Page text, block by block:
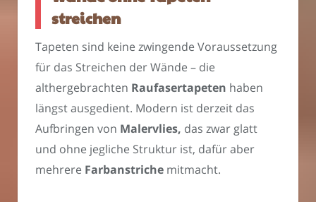
streichen
Tapeten sind keine zwingende Voraussetzung
für das Streichen der Wände – die
althergebrachten Raufasertapeten haben
längst ausgedient. Modern ist derzeit das
Aufbringen von Malervlies, das zwar glatt
und ohne jegliche Struktur ist, dafür aber
mehrere Farbanstriche mitmacht.